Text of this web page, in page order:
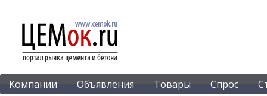
Компании Объявления Товары Спрос